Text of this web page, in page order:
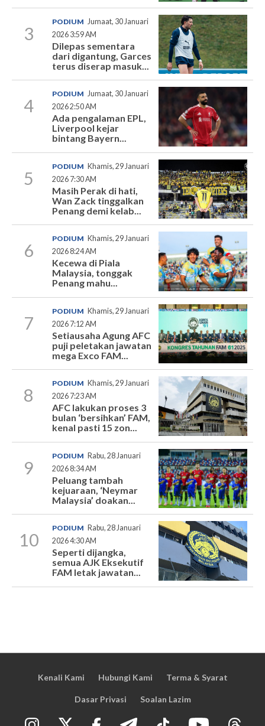
3
PODIUM Jumaat, 30 Januari
2026 3:59 AM
Dilepas sementara
dari digantung, Garces
terus diserap masuk...
4
PODIUM Jumaat, 30 Januari
2026 2:50 AM
Ada pengalaman EPL,
Liverpool kejar
bintang Bayern...
5
PODIUM Khamis, 29 Januari
2026 7:30 AM
Masih Perak di hati,
Wan Zack tinggalkan
Penang demi kelab...
6
PODIUM Khamis, 29 Januari
2026 8:24 AM
Kecewa di Piala
Malaysia, tonggak
Penang mahu...
7
PODIUM Khamis, 29 Januari
2026 7:12 AM
Setiausaha Agung AFC
puji peletakan jawatan
mega Exco FAM...
8
PODIUM Khamis, 29 Januari
2026 7:23 AM
AFC lakukan proses 3
bulan ‘bersihkan’ FAM,
kenal pasti 15 zon...
9
PODIUM Rabu, 28 Januari
2026 8:34 AM
Peluang tambah
kejuaraan, ‘Neymar
Malaysia’ doakan...
10
PODIUM Rabu, 28 Januari
2026 4:30 AM
Seperti dijangka,
semua AJK Eksekutif
FAM letak jawatan...
Kenali Kami Hubungi Kami Terma & Syarat
Dasar Privasi Soalan Lazim